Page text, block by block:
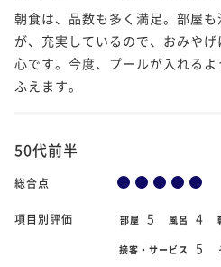
朝食は、品数も多く満足。部屋
が、充実しているので、おみや
心です。今度、プールが入れる
ふえます。
50代前半
総合点
項目別評価 部屋 5 風呂 4
接客・サービス 5